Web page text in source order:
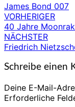
James Bond 007
VORHERIGER
40 Jahre
NÄCHSTER
Friedrich
Schreibe einen
Deine E-Mail-
Erforderliche